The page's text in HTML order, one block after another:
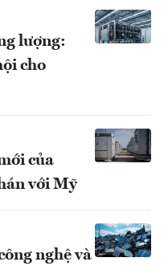
lượng:
cho
của
với Mỹ
nghệ và